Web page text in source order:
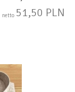
netto 51,50 PLN